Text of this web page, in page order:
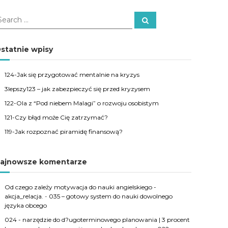
S
wpisy
124-Jak się przygotować mentalnie na kryzys
3lepszy123 – jak zabezpieczyć się przed kryzysem
122-Ola z “Pod niebem Malagi” o rozwoju osobistym
121-Czy błąd może Cię zatrzymać?
119-Jak rozpoznać piramidę finansową?
komentarze
Od czego zależy motywacja do nauki angielskiego -
akcja_relacja. - 035 – gotowy system do nauki dowolnego
języka obcego
024 - narzędzie do d?ugoterminowego planowania | 3 procent